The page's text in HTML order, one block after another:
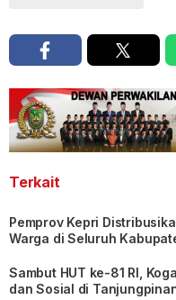
Terkait
Pemprov Kepri
Warga di Seluruh
Sambut HUT ke-81 RI,
dan Sosial di